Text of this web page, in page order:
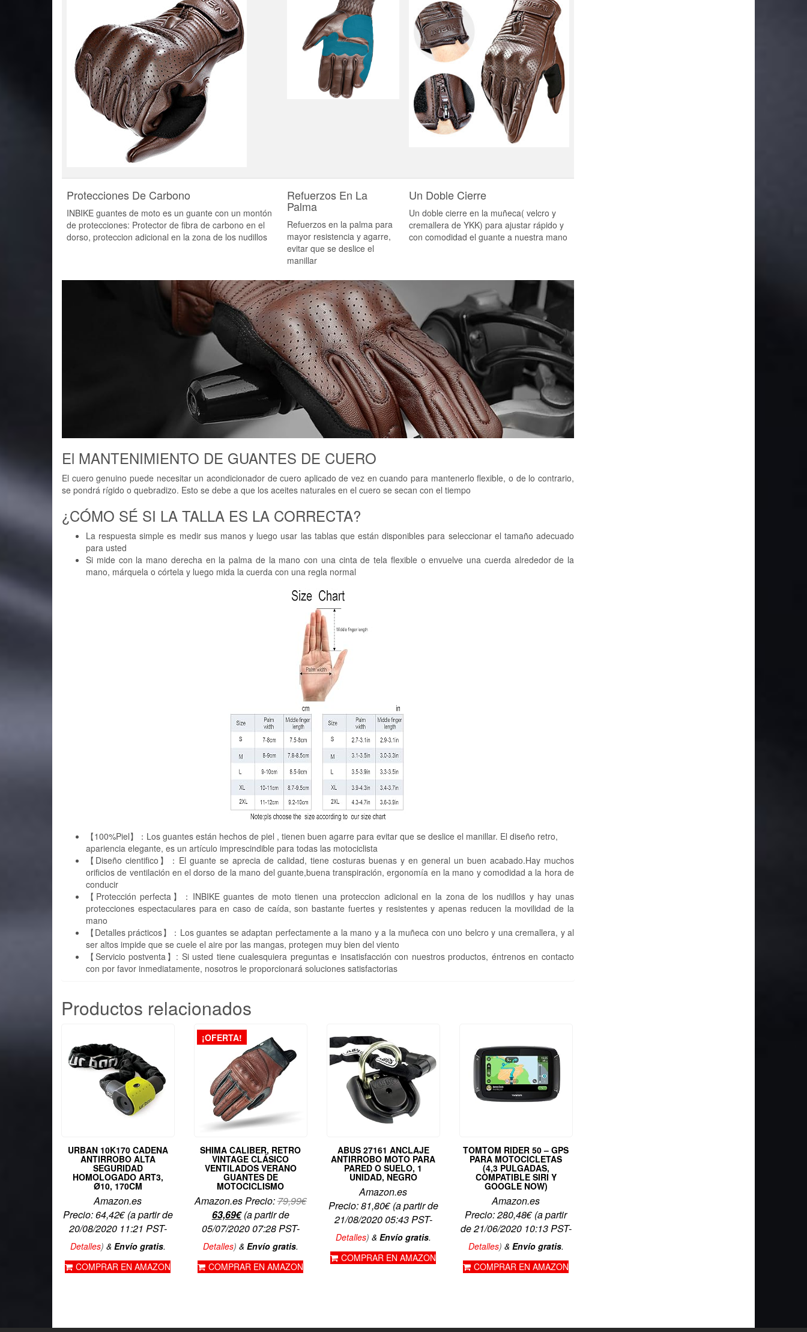
Protecciones De Carbono
INBIKE guantes de moto es un guante con un montón
de protecciones: Protector de fibra de carbono en el
dorso, proteccion adicional en la zona de los nudillos
Refuerzos En La
Palma
Refuerzos en la palma para
mayor resistencia y agarre,
evitar que se deslice el
manillar
Un Doble Cierre
Un doble cierre en la muñeca( velcro y
cremallera de YKK) para ajustar rápido y
con comodidad el guante a nuestra mano
El MANTENIMIENTO DE GUANTES DE CUERO
El cuero genuino puede necesitar un acondicionador de cuero aplicado de vez en cuando para mantenerlo flexible, o de lo contrario,
se pondrá rígido o quebradizo. Esto se debe a que los aceites naturales en el cuero se secan con el tiempo
¿CÓMO SÉ SI LA TALLA ES LA CORRECTA?
La respuesta simple es medir sus manos y luego usar las tablas que están disponibles para seleccionar el tamaño adecuado
para usted
Si mide con la mano derecha en la palma de la mano con una cinta de tela flexible o envuelve una cuerda alrededor de la
mano, márquela o córtela y luego mida la cuerda con una regla normal
【100%Piel】：Los guantes están hechos de piel , tienen buen agarre para evitar que se deslice el manillar. El diseño retro,
apariencia elegante, es un artículo imprescindible para todas las motociclista
【Diseño cientifico】：El guante se aprecia de calidad, tiene costuras buenas y en general un buen acabado.Hay muchos
orificios de ventilación en el dorso de la mano del guante,buena transpiración, ergonomía en la mano y comodidad a la hora de
conducir
【Protección perfecta】：INBIKE guantes de moto tienen una proteccion adicional en la zona de los nudillos y hay unas
protecciones espectaculares para en caso de caída, son bastante fuertes y resistentes y apenas reducen la movilidad de la
mano
【Detalles prácticos】：Los guantes se adaptan perfectamente a la mano y a la muñeca con uno belcro y una cremallera, y al
ser altos impide que se cuele el aire por las mangas, protegen muy bien del viento
【Servicio postventa】: Si usted tiene cualesquiera preguntas e insatisfacción con nuestros productos, éntrenos en contacto
con por favor inmediatamente, nosotros le proporcionará soluciones satisfactorias
Productos relacionados
URBAN 10K170 CADENA
ANTIRROBO ALTA
SEGURIDAD
HOMOLOGADO ART3,
Ø10, 170CM
Amazon.es
Precio:64,42€(a partir de
20/08/2020 11:21 PST-
Detalles) & Envío gratis.
COMPRAR EN AMAZON
¡OFERTA!
SHIMA CALIBER, RETRO
VINTAGE CLÁSICO
VENTILADOS VERANO
GUANTES DE
MOTOCICLISMO
Amazon.es Precio:79,99€
El
precio
original
79,99€.
63,69€El
precio
actual
63,69€.
(a partir de
05/07/2020 07:28 PST-
Detalles) & Envío gratis.
COMPRAR EN AMAZON
ABUS 27161 ANCLAJE
ANTIRROBO MOTO PARA
PARED O SUELO, 1
UNIDAD, NEGRO
Amazon.es
Precio:81,80€(a partir de
21/08/2020 05:43 PST-
Detalles) & Envío gratis.
COMPRAR EN AMAZON
TOMTOM RIDER 50 – GPS
PARA MOTOCICLETAS
(4,3 PULGADAS,
COMPATIBLE SIRI Y
GOOGLE NOW)
Amazon.es
Precio:280,48€(a partir
de 21/06/2020 10:13 PST-
Detalles) & Envío gratis.
COMPRAR EN AMAZON